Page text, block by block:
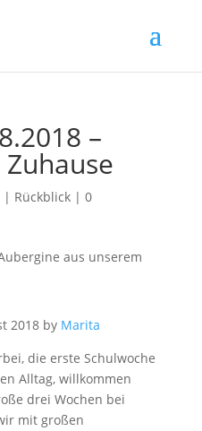
–
| Rückblick| 0
2018 by Marita
die erste Schulwoche
Alltag, willkommen
drei Wochen bei
mit großen